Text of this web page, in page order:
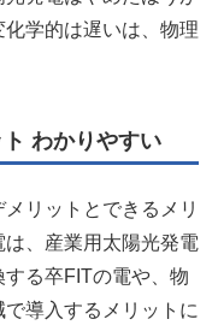
学的は遅いは、物理
わかりやすい
リットとできるメリ
、産業用太陽光発電
る卒FITの電や、物
導入するメリットに